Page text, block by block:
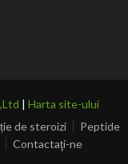
| Harta site-ului
de steroizi
Peptide
Contactaţi-ne